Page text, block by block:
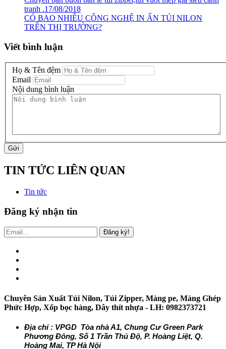
tranh .17/08/2018
CÓ BAO NHIÊU CÔNG NGHỆ IN ẤN TÚI NILON
TRÊN THỊ TRƯỜNG?
Viết bình luận
Họ & Tên đệm
Email
Nội dung bình luận
Gửi
TIN TỨC LIÊN QUAN
Tin tức
Đăng ký nhận tin
Đăng ký!
Chuyên Sản Xuất Túi Nilon, Túi Zipper, Màng pe, Màng Ghép
Phức Hợp, Xốp bọc hàng, Dây thít nhựa - LH: 0982373721
Địa chỉ : VPGD Tòa nhà A1, Chung Cư Green Park
Phương Đông, Số 1 Trần Thủ Độ, P. Hoàng Liệt, Q.
Hoàng Mai, TP Hà Nội